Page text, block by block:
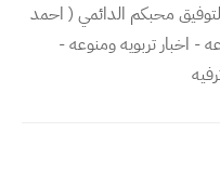
محبكم الدائمي ( احمد
اخبار تربويه ومنوعه -